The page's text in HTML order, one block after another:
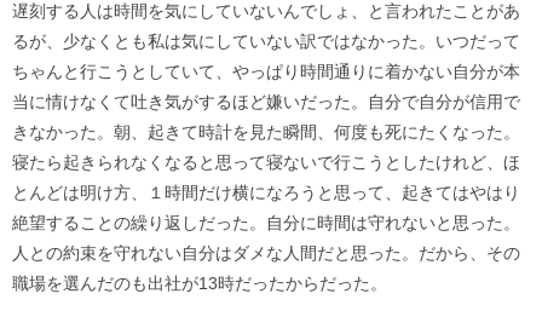
遅刻する人は時間を気にしていないんでしょ、と言われたことがあ
るが、少なくとも私は気にしていない訳ではなかった。いつだって
ちゃんと行こうとしていて、やっぱり時間通りに着かない自分が本
当に情けなくて吐き気がするほど嫌いだった。自分で自分が信用で
きなかった。朝、起きて時計を見た瞬間、何度も死にたくなった。
寝たら起きられなくなると思って寝ないで行こうとしたけれど、ほ
とんどは明け方、１時間だけ横になろうと思って、起きてはやはり
絶望することの繰り返しだった。自分に時間は守れないと思った。
人との約束を守れない自分はダメな人間だと思った。だから、その
職場を選んだのも出社が13時だったからだった。